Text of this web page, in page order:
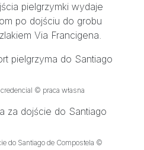
pielgrzymki wydaje
po dojściu do grobu
Via Francigena.
© praca własna
do Santiago de Compostela ©